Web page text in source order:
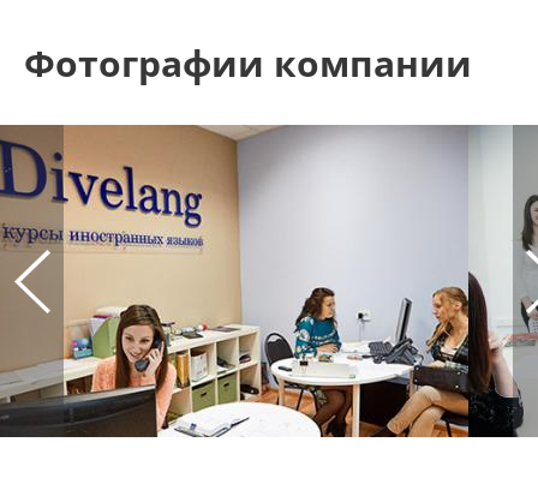
Фотографии компании